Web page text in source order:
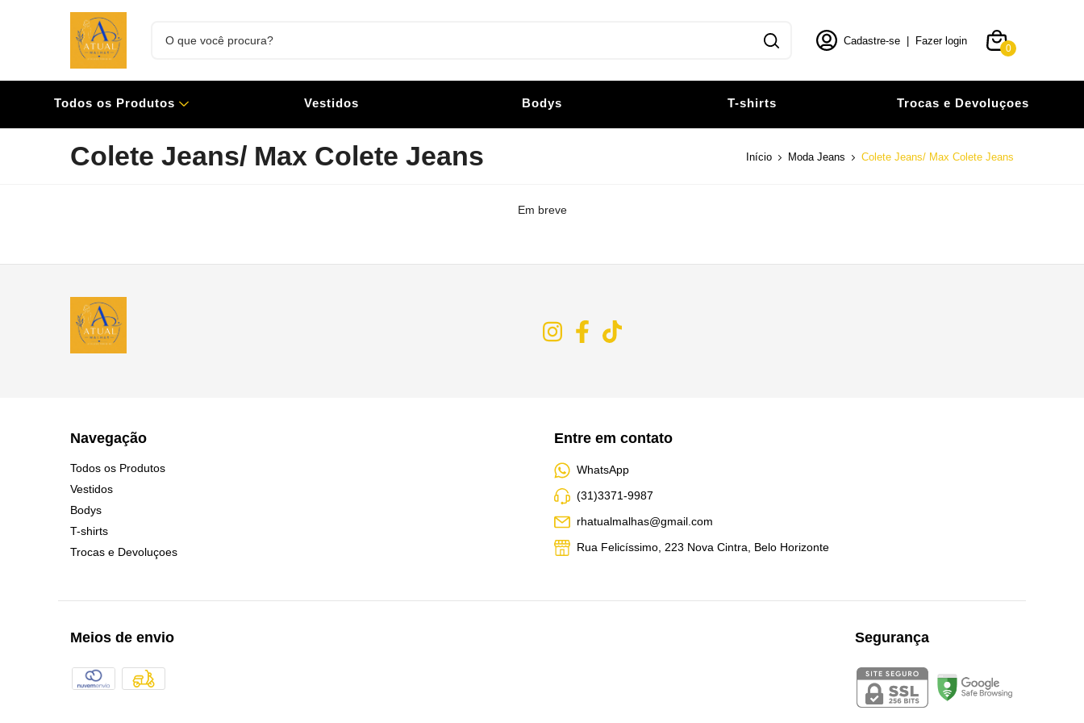
Cadastre-se | Fazer login
0
Todos os Produtos Vestidos Bodys T-shirts Trocas e Devoluçoes
Colete Jeans/ Max Colete Jeans Início Moda Jeans Colete Jeans/ Max Colete Jeans
Em breve
Navegação
Todos os Produtos
Vestidos
Bodys
T-shirts
Trocas e Devoluçoes
Entre em contato
WhatsApp
(31)3371-9987
rhatualmalhas@gmail.com
Rua Felicíssimo, 223 Nova Cintra, Belo Horizonte
Meios de envio Segurança